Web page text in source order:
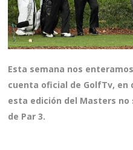
Esta semana nos
cuenta oficial de GolfTv, en
esta edición del Masters
de Par 3.